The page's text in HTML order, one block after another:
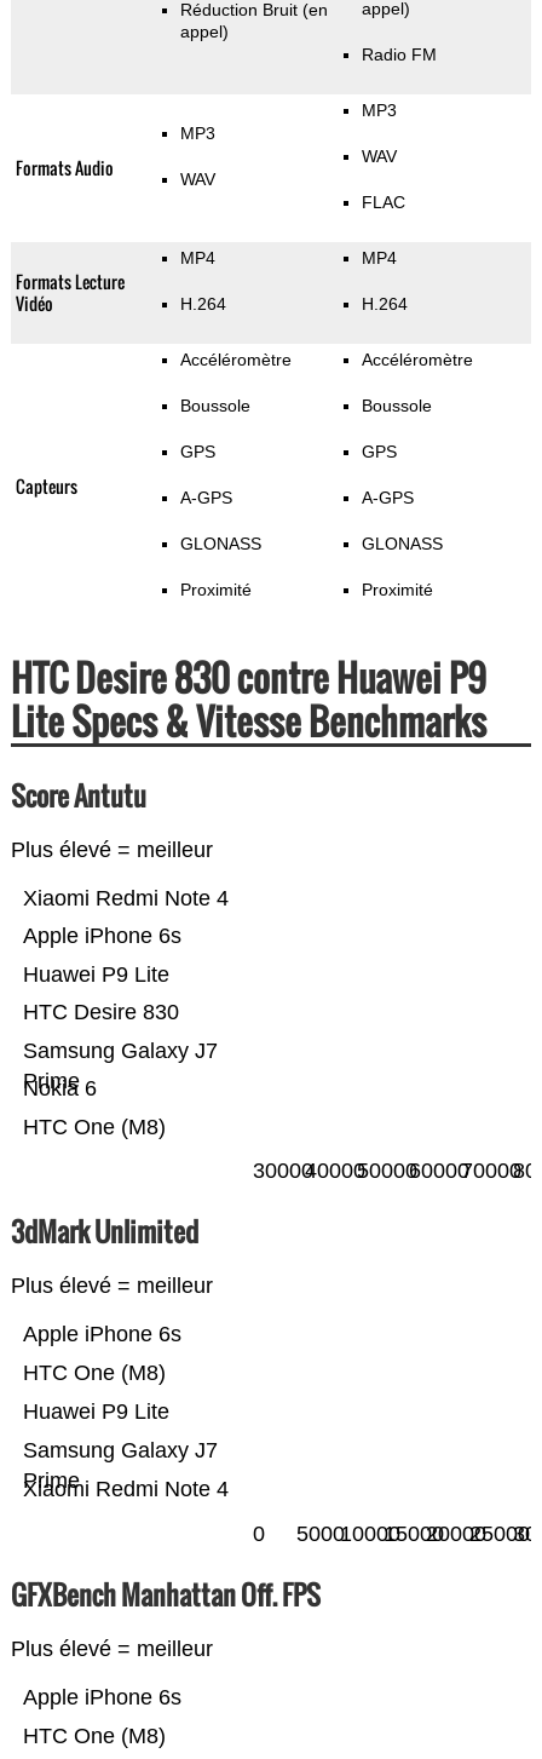
Réduction Bruit (en
appel)
appel)
Radio FM
Formats Audio
MP3
WAV
MP3
WAV
FLAC
Formats Lecture
Vidéo
MP4
H.264
MP4
H.264
Capteurs
Accéléromètre
Boussole
GPS
A-GPS
GLONASS
Proximité
Accéléromètre
Boussole
GPS
A-GPS
GLONASS
Proximité
HTC Desire 830 contre Huawei P9
Lite Specs & Vitesse Benchmarks
Score Antutu
Plus élevé = meilleur
HTC One (M8)
Nokia 6
Samsung Galaxy J7
Prime
HTC Desire 830
Huawei P9 Lite
Apple iPhone 6s
Xiaomi Redmi Note 4
3000040000500006000070000
3dMark Unlimited
Plus élevé = meilleur
Xiaomi Redmi Note 4
Samsung Galaxy J7
Prime
Huawei P9 Lite
HTC One (M8)
Apple iPhone 6s
0 500010000150002000025000
GFXBench Manhattan Off. FPS
Plus élevé = meilleur
HTC One (M8)
Apple iPhone 6s